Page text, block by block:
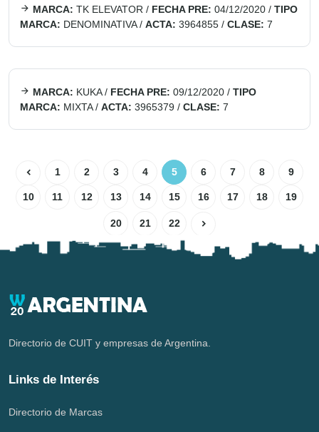
MARCA: TK ELEVATOR / FECHA PRE: 04/12/2020 / TIPO
MARCA: DENOMINATIVA/ ACTA: 3964855 / CLASE: 7
MARCA: KUKA/ FECHA PRE: 09/12/2020 / TIPO
MARCA: MIXTA/ ACTA: 3965379 / CLASE: 7
1 2 3 4 5 6 7 8 9
10 11 12 13 14 15 16 17 18 19
20 21 22
Directorio de CUIT y empresas de Argentina.
Links de Interés
Directorio de Marcas